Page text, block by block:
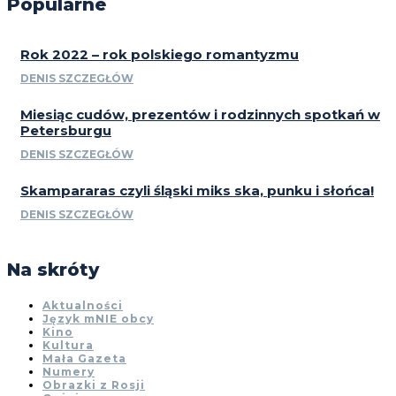
Popularne
Rok 2022 – rok polskiego romantyzmu
DENIS SZCZEGŁÓW
Miesiąc cudów, prezentów i rodzinnych spotkań w
Petersburgu
DENIS SZCZEGŁÓW
Skampararas czyli śląski miks ska, punku i słońca!
DENIS SZCZEGŁÓW
Na skróty
Aktualności
Język mNIE obcy
Kino
Kultura
Mała Gazeta
Numery
Obrazki z Rosji